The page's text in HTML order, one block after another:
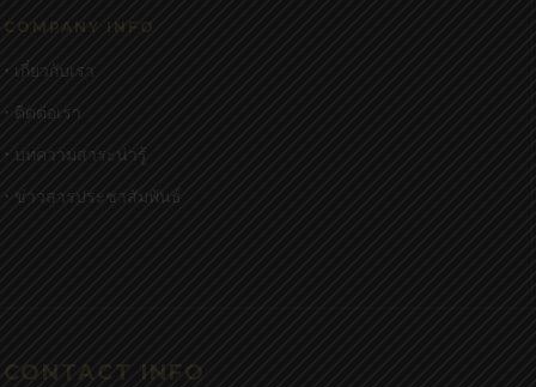
COMPANY INFO
• เกี่ยวกับเรา
• ติดต่อเรา
• บทความสาระน่ารู้
• ข่าวสารประชาสัมพันธ์
CONTACT INFO